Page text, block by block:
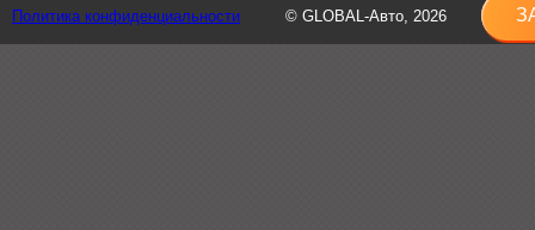
Политика конфиденциальности © GLOBAL-Авто, 2026